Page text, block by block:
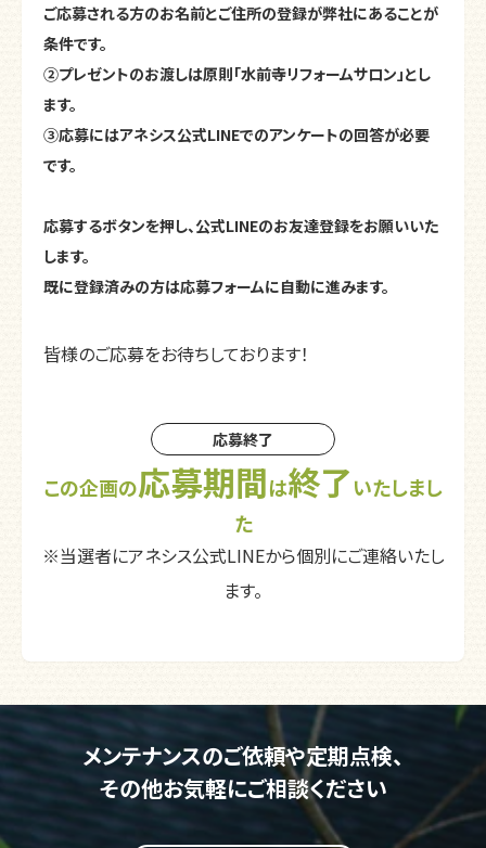
ご応募される方のお名前とご住所の登録が弊社にあることが
条件です。
②プレゼントのお渡しは原則「水前寺リフォームサロン」とし
ます。
③応募にはアネシス公式LINEでのアンケートの回答が必要
です。
応募するボタンを押し、公式LINEのお友達登録をお願いいた
します。
既に登録済みの方は応募フォームに自動に進みます。
皆様のご応募をお待ちしております！
応募終了
この企画の応募期間は終了いたしまし
た
※当選者にアネシス公式LINEから個別にご連絡いたし
ます。
メンテナンスのご依頼や定期点検、
その他お気軽にご相談ください